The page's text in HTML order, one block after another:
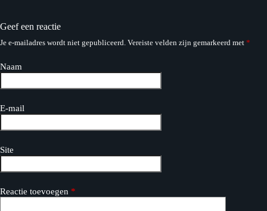
Geef een reactie
Je e-mailadres wordt niet gepubliceerd. Vereiste velden zijn gemarkeerd met *
Naam
E-mail
Site
Reactie toevoegen *